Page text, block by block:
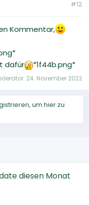
#12
Kommentar,
dafür
*1f44b.png*
24. November 2022
um hier zu
diesen Monat